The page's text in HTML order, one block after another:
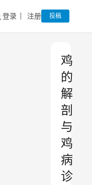
登录 注册 投稿
鸡
的
解
剖
与
鸡
病
诊